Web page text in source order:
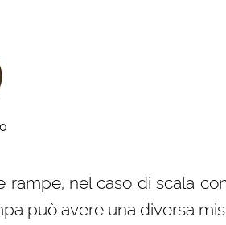
rampe, nel caso di scala
può avere una diversa